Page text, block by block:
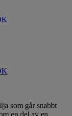
som går snabbt
en del av en